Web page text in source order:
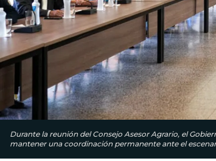
Durante la reunión del Consejo Asesor Agrario, el
mantener una coordinación permanente ante el